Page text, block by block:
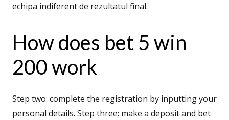
echipa indiferent de rezultatul final.
How does bet 5 win
200 work
Step two: complete the registration by inputting your
personal details. Step three: make a deposit and bet